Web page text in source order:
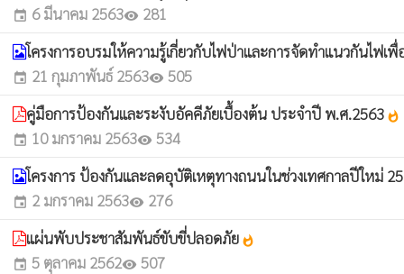
event 6 มีนาคม 2563visibility 281
โครงการอบรมให้ความรู้เกี่ยวกับไฟป่าและการจัดทำแนวกันไฟ
event 21 กุมภาพันธ์ 2563visibility 505
คู่มือการป้องกันและระงับอัคคีภัยเบื้องต้น ประจำปี พ.ศ.2563 whatshot
event 10 มกราคม 2563visibility 534
โครงการ ป้องกันและลดอุบัติเหตุทางถนนในช่วงเทศกาลปีใหม่
event 2 มกราคม 2563visibility 276
แผ่นพับประชาสัมพันธ์ขับขี่ปลอดภัย whatshot
event 5 ตุลาคม 2562visibility 507